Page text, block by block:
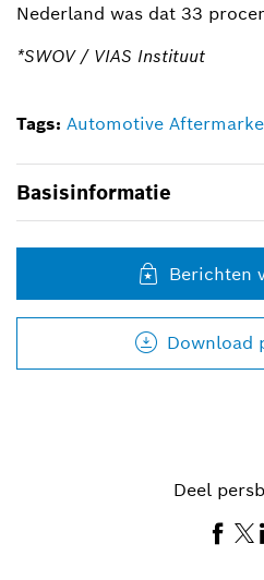
Nederland was dat 33
*SWOV / VIAS Instituut
Tags: Automotive
Basisinformatie
Berichten
Download
Deel